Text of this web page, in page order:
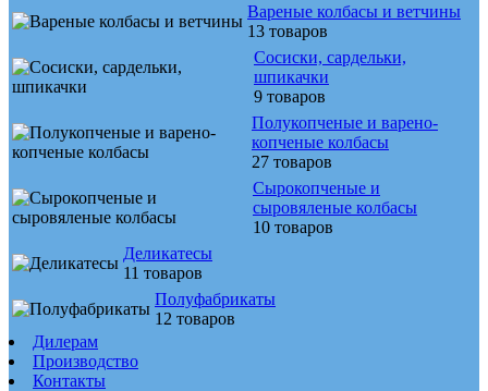
Вареные колбасы и ветчины
13 товаров
Сосиски, сардельки,
шпикачки
9 товаров
Полукопченые и варено-
копченые колбасы
27 товаров
Сырокопченые и
сыровяленые колбасы
10 товаров
Деликатесы
11 товаров
Полуфабрикаты
12 товаров
Дилерам
Производство
Контакты